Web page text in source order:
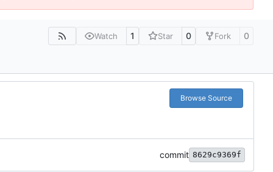
Watch 1 Star 0 Fork 0
Browse Source
commit 8629c9369f